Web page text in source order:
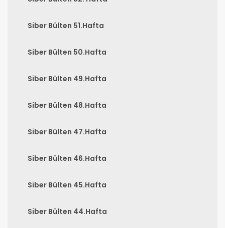
Siber Bülten 51.Hafta
Siber Bülten 50.Hafta
Siber Bülten 49.Hafta
Siber Bülten 48.Hafta
Siber Bülten 47.Hafta
Siber Bülten 46.Hafta
Siber Bülten 45.Hafta
Siber Bülten 44.Hafta